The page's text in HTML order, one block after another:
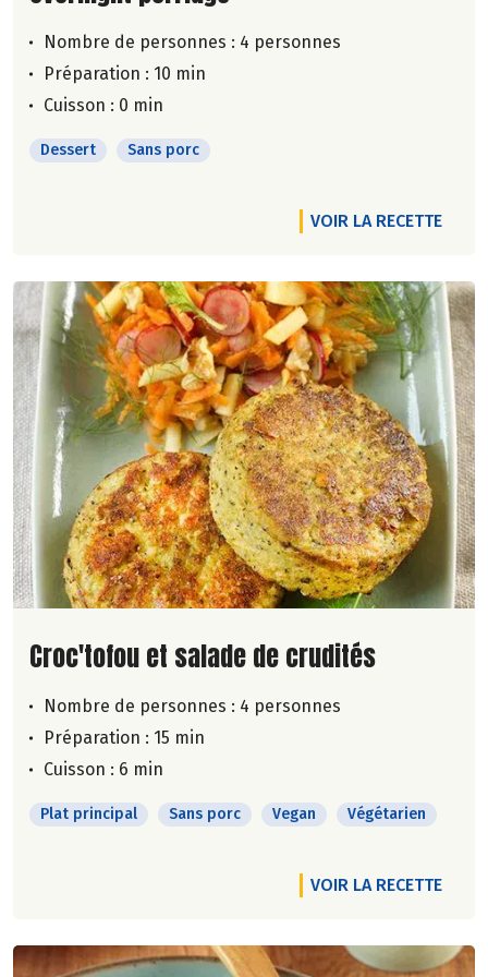
Nombre de personnes : 4 personnes
Préparation : 10 min
Cuisson : 0 min
Dessert Sans porc
VOIR LA RECETTE
Lire la suite de la recette
Croc'tofou et salade de crudités
Nombre de personnes : 4 personnes
Préparation : 15 min
Cuisson : 6 min
Plat principal Sans porc Vegan Végétarien
VOIR LA RECETTE